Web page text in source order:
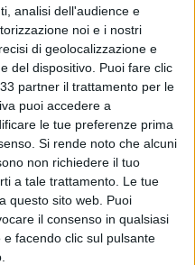
analisi dell'audience e
noi e i nostri
di geolocalizzazione e
del dispositivo. Puoi fare clic
partner il trattamento per le
puoi accedere a
le tue preferenze prima
Si rende noto che alcuni
non richiedere il tuo
a tale trattamento. Le tue
questo sito web. Puoi
il consenso in qualsiasi
facendo clic sul pulsante
Camerino: la danza
per olio esausto
"fabbrica della cultura" di
il suo ventennale